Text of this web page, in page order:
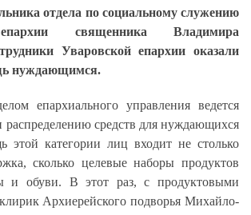
отдела по социальному служению
священника Владимира
Уваровской епархии оказали
нуждающимся.
епархиального управления ведется
распределению средств для нуждающихся
категории лиц входит не столько
сколько целевые наборы продуктов
и обуви. В этот раз, с продуктовыми
Архиерейского подворья Михайло-